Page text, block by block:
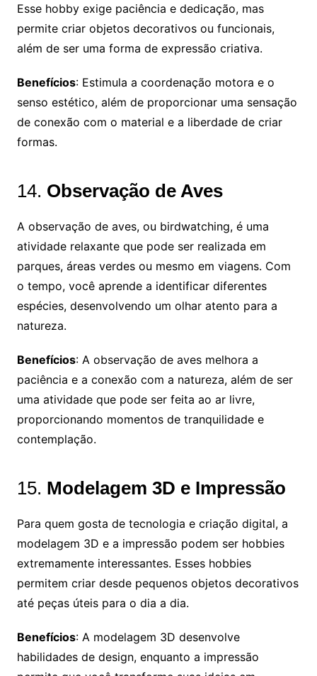
Esse hobby exige paciência e dedicação, mas
permite criar objetos decorativos ou funcionais,
além de ser uma forma de expressão criativa.
Benefícios: Estimula a coordenação motora e o
senso estético, além de proporcionar uma sensação
de conexão com o material e a liberdade de criar
formas.
14. Observação de Aves
A observação de aves, ou birdwatching, é uma
atividade relaxante que pode ser realizada em
parques, áreas verdes ou mesmo em viagens. Com
o tempo, você aprende a identificar diferentes
espécies, desenvolvendo um olhar atento para a
natureza.
Benefícios: A observação de aves melhora a
paciência e a conexão com a natureza, além de ser
uma atividade que pode ser feita ao ar livre,
proporcionando momentos de tranquilidade e
contemplação.
15. Modelagem 3D e Impressão
Para quem gosta de tecnologia e criação digital, a
modelagem 3D e a impressão podem ser hobbies
extremamente interessantes. Esses hobbies
permitem criar desde pequenos objetos decorativos
até peças úteis para o dia a dia.
Benefícios: A modelagem 3D desenvolve
habilidades de design, enquanto a impressão